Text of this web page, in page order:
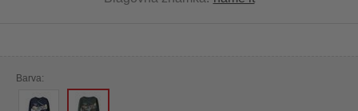
Barva: